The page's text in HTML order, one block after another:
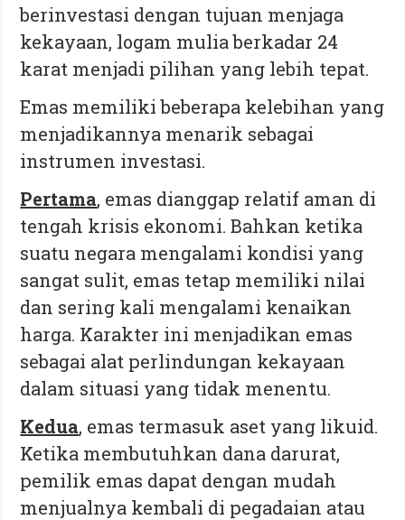
berinvestasi dengan tujuan menjaga
kekayaan, logam mulia berkadar 24
karat menjadi pilihan yang lebih tepat.
Emas memiliki beberapa kelebihan yang
menjadikannya menarik sebagai
instrumen investasi.
Pertama, emas dianggap relatif aman di
tengah krisis ekonomi. Bahkan ketika
suatu negara mengalami kondisi yang
sangat sulit, emas tetap memiliki nilai
dan sering kali mengalami kenaikan
harga. Karakter ini menjadikan emas
sebagai alat perlindungan kekayaan
dalam situasi yang tidak menentu.
Kedua, emas termasuk aset yang likuid.
Ketika membutuhkan dana darurat,
pemilik emas dapat dengan mudah
menjualnya kembali di pegadaian atau